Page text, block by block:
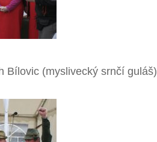
Bílovic (myslivecký srnčí guláš)